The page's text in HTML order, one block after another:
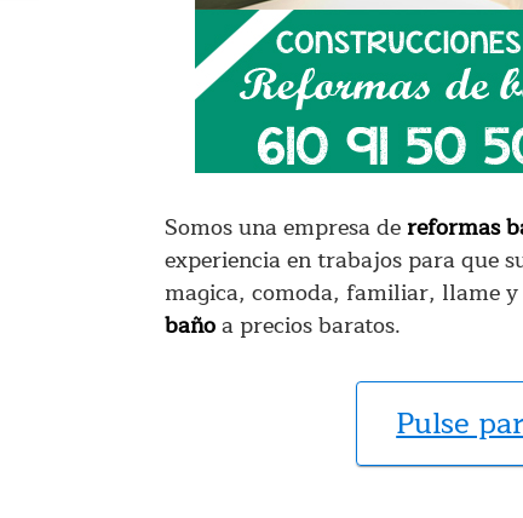
Somos una empresa dereformas
experiencia en trabajos para que
magica, comoda, familiar, llame
bañoa precios baratos.
Pulse